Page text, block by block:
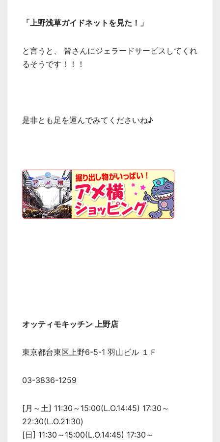
「上野浅草ガイドネットを見た！」
と言うと、 皆さんにジェラードサービスしてくれ
るそうです！！！
是非とも足を運んでみてくださいね♪
オッティモキッチン 上野店
東京都台東区上野6-5-1 羽山ビル １Ｆ
03-3836-1259
[月～土] 11:30～15:00(L.O.14:45) 17:30～
22:30(L.O.21:30)
[日] 11:30～15:00(L.O.14:45) 17:30～